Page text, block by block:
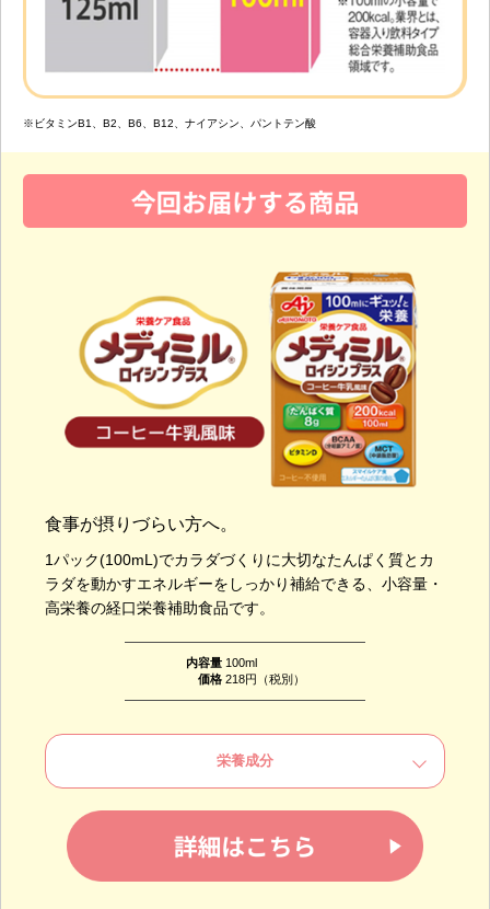
※ビタミンB1、B2、B6、B12、ナイアシン、パントテン酸
食事が摂りづらい方へ。
1パック(100mL)でカラダづくりに大切なたんぱく質とカ
ラダを動かすエネルギーをしっかり補給できる、小容量・
高栄養の経口栄養補助食品です。
内容量 100ml
価格 218円（税別）
栄養成分